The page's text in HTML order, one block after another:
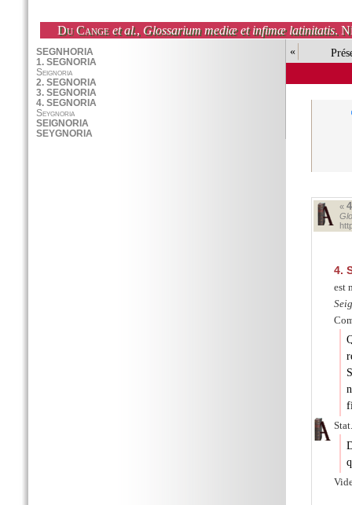
Du Cange et al., Glossarium mediæ et infimæ latinitatis.
«
«
4.
est